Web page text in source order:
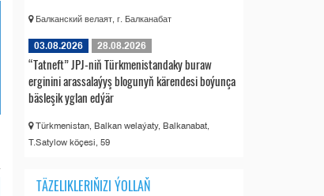
Балканский велаят, г. Балканабат
03.08.2026 28.08.2026
“Tatneft” JPJ-niň Türkmenistandaky buraw
erginini arassalaýyş blogunyň kärendesi boýunça
bäsleşik yglan edýär
Türkmenistan, Balkan welaýaty, Balkanabat,
T.Satylow köçesi, 59
TÄZELIKLERIŇIZI ÝOLLAŇ